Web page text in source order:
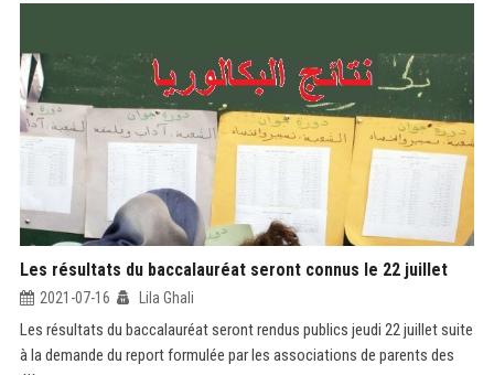
Les résultats du baccalauréat seront connus le 22 juillet
2021-07-16 Lila Ghali
Les résultats du baccalauréat seront rendus publics jeudi 22 juillet suite
à la demande du report formulée par les associations de parents des